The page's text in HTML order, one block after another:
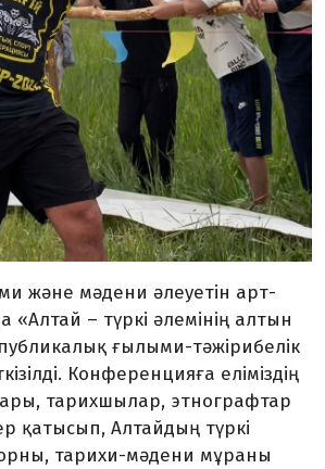
және мәдени әлеуетін арт­
«Алтай – түркі әлемінің алтын
ғылыми-тәжірибелік
Конференцияға елі­міз­дің
тарихшылар, этнографтар
қатысып, Алтай­дың түркі
орны, тарихи-мәдени мұраны